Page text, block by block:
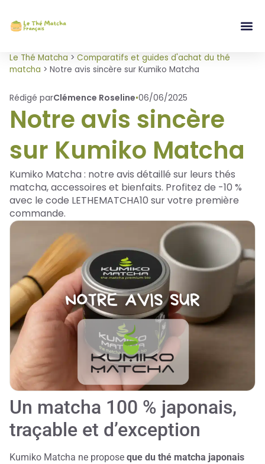
Le Thé Matcha > Comparatifs et guides d'achat du thé
matcha > Notre avis sincère sur Kumiko Matcha
Rédigé parClémence Roseline•06/06/2025
Notre avis sincère
sur Kumiko Matcha
Kumiko Matcha : notre avis détaillé sur leurs thés
matcha, accessoires et bienfaits. Profitez de -10 %
avec le code LETHEMATCHA10 sur votre première
commande.
Un matcha 100 % japonais,
traçable et d’exception
Kumiko Matcha ne propose que du thé matcha japonais